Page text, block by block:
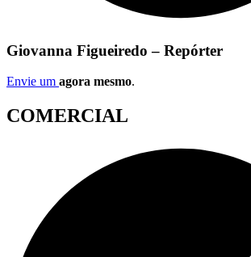
Giovanna Figueiredo – Repórter
Envie um agora mesmo.
COMERCIAL